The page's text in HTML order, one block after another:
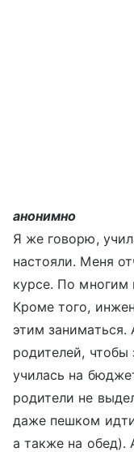
анонимно
Я же говорю,
настояли. Меня
курсе. По многим
Кроме того,
этим заниматься.
родителей, чтобы
училась на
родители не
даже пешком
а также на обед).